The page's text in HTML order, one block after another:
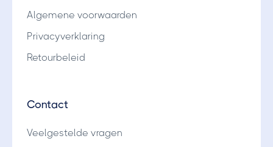
Algemene voorwaarden
Privacyverklaring
Retourbeleid
Contact
Veelgestelde vragen